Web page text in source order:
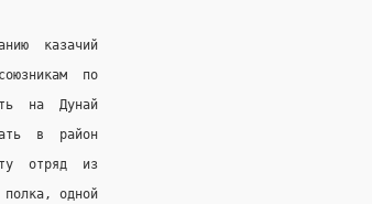
казачий
по
на  Дунай
в  район
отряд  из
полка, одной